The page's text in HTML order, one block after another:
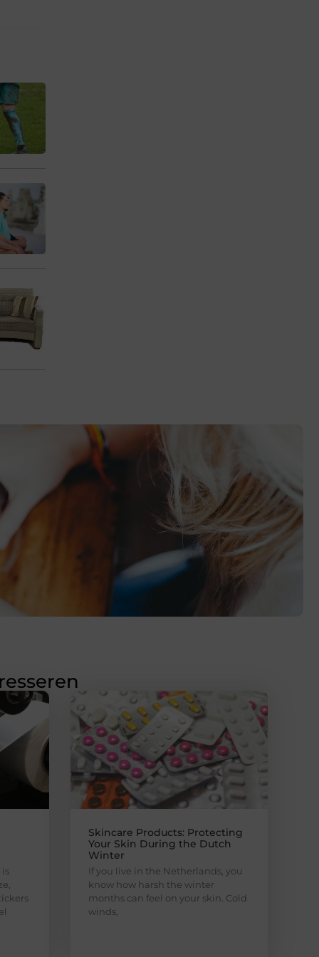
is
Skincare Products: Protecting
Your Skin During the Dutch
Winter
If you live in the Netherlands, you
know how harsh the winter
months can feel on your skin. Cold
winds,